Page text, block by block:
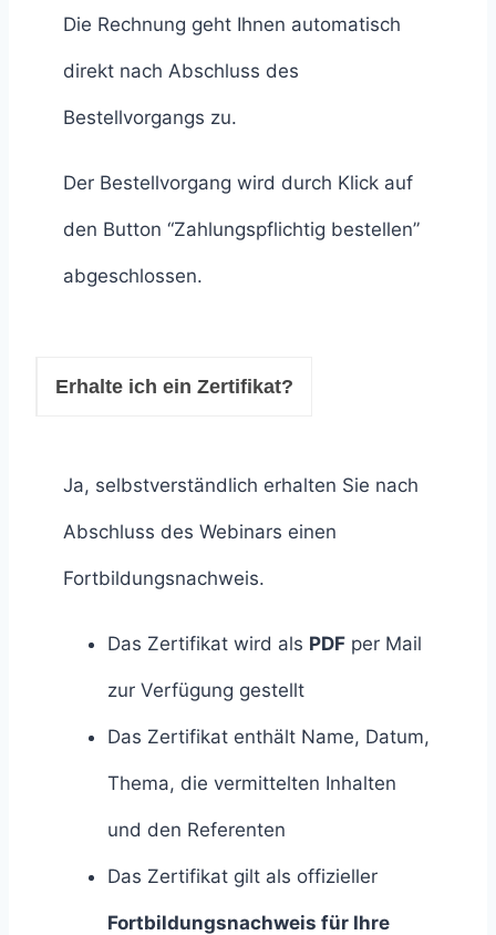
Die Rechnung geht Ihnen automatisch
direkt nach Abschluss des
Bestellvorgangs zu.
Der Bestellvorgang wird durch Klick auf
den Button “Zahlungspflichtig bestellen”
abgeschlossen.
Erhalte ich ein Zertifikat?
Ja, selbstverständlich erhalten Sie nach
Abschluss des Webinars einen
Fortbildungsnachweis.
Das Zertifikat wird als PDF per Mail
zur Verfügung gestellt
Das Zertifikat enthält Name, Datum,
Thema, die vermittelten Inhalten
und den Referenten
Das Zertifikat gilt als offizieller
Fortbildungsnachweis für Ihre